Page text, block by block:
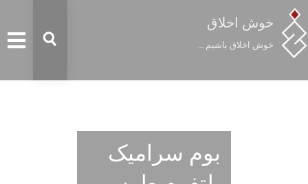
خوش اخلاق
خوش اخلاق باشیم ...
بوم سرامیک